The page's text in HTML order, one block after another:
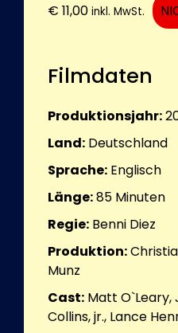
€ 11,00 inkl. MwSt.
Filmdaten
Produktionsjahr:
Land: Deutschland
Sprache: Englisch
Länge:85 Minuten
Regie: Benni Diez
Produktion:
Munz
Cast: Matt O`Leary,
Collins, jr., Lance